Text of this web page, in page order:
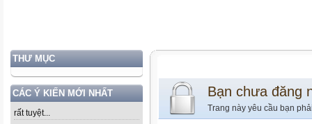
THƯ MỤC
CÁC Ý KIẾN MỚI NHẤT
rất tuyệt...
Bạn chưa đăng
Trang này yêu cầu bạn